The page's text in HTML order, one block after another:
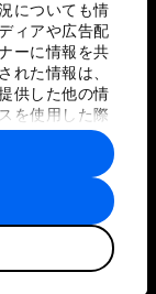
についても情
ィアや広告配
ーに情報を共
れた情報は、
供した他の情
を使用した際
され、各パー
とがありま
約